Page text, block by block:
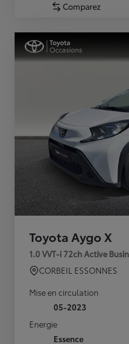
Comparez
Toyota Aygo X
1.0 VVT-i 72ch Active
CORBEIL ESSONNES
Mise en circulation
05-2023
Energie
Essence